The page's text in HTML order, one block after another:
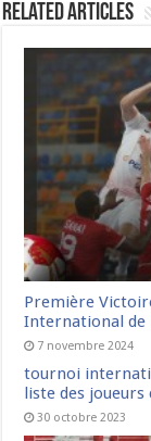
Related Articles
Première
International de
7 novembre 2024
tournoi
liste des joueurs
30 octobre 2023